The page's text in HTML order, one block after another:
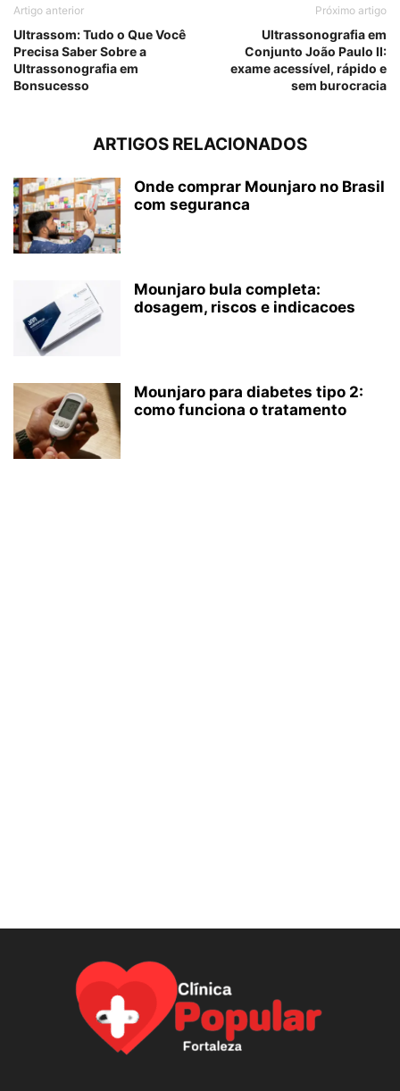
Artigo anterior
Ultrassom: Tudo o Que Você
Precisa Saber Sobre a
Ultrassonografia em
Bonsucesso
Próximo artigo
Ultrassonografia em
Conjunto João Paulo II:
exame acessível, rápido e
sem burocracia
ARTIGOS RELACIONADOS
Onde comprar Mounjaro no Brasil
com seguranca
Mounjaro bula completa:
dosagem, riscos e indicacoes
Mounjaro para diabetes tipo 2:
como funciona o tratamento